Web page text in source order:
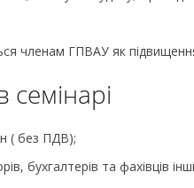
членам ГПВАУ як
семінарі
( без ПДВ);
бухгалтерів та фахівців